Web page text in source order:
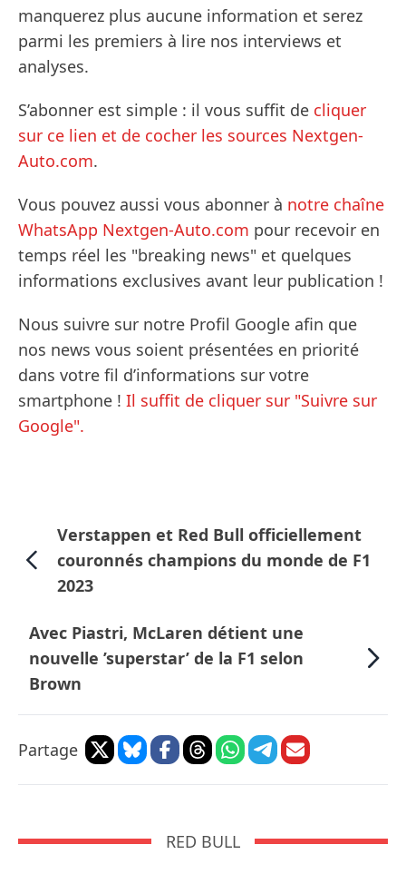
manquerez plus aucune information et serez
parmi les premiers à lire nos interviews et
analyses.
S’abonner est simple : il vous suffit de cliquer
sur ce lien et de cocher les sources Nextgen-
Auto.com.
Vous pouvez aussi vous abonner à notre chaîne
WhatsApp Nextgen-Auto.com pour recevoir en
temps réel les "breaking news" et quelques
informations exclusives avant leur publication !
Nous suivre sur notre Profil Google afin que
nos news vous soient présentées en priorité
dans votre fil d’informations sur votre
smartphone ! Il suffit de cliquer sur "Suivre sur
Google".
Verstappen et Red Bull officiellement
couronnés champions du monde de F1
2023
Avec Piastri, McLaren détient une
nouvelle ’superstar’ de la F1 selon
Brown
Partage
RED BULL